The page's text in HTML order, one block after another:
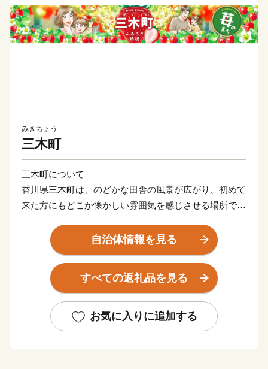
みきちょう
三木町
三木町について
香川県三木町は、のどかな田舎の風景が広がり、初めて
来た方にもどこか懐かしい雰囲気を感じさせる場所で
田舎だけれど田舎じゃない。そんな我が町の夢は「子育
て日本一のまち」をつくること。
知名度もない、予算も少ない町ですが、本気で挑戦する
『三木町』に、あたたかいご支援をお願いいたします。
まずは、ふるさと納税の返礼品を通じて、そしていつか
実際に訪れて。
自治体情報を見る
すべての返礼品を見る
お気に入りに追加する